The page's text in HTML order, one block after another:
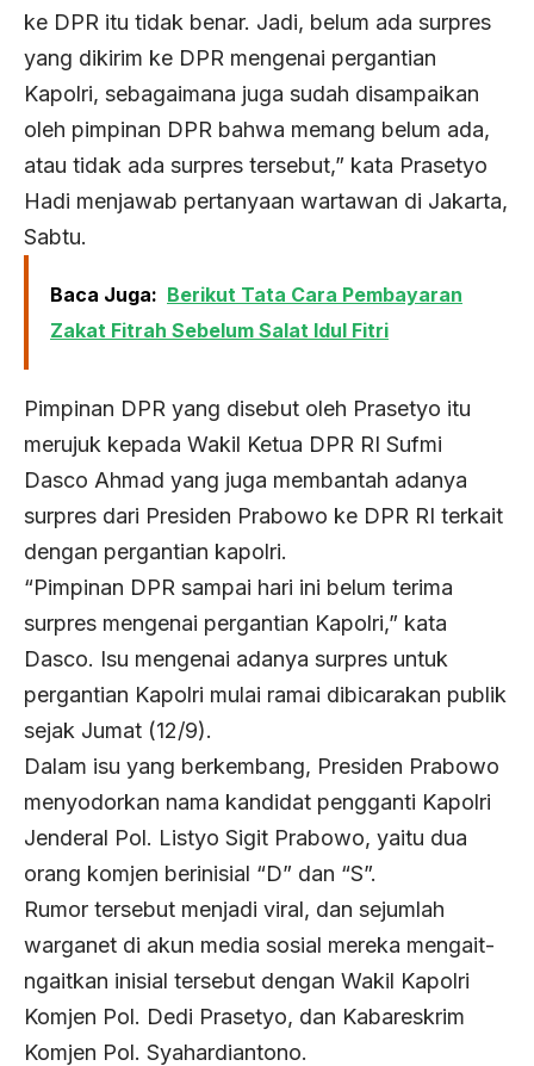
ke DPR itu tidak benar. Jadi, belum ada surpres
yang dikirim ke DPR mengenai pergantian
Kapolri, sebagaimana juga sudah disampaikan
oleh pimpinan DPR bahwa memang belum ada,
atau tidak ada surpres tersebut,” kata Prasetyo
Hadi menjawab pertanyaan wartawan di Jakarta,
Sabtu.
Baca Juga: Berikut Tata Cara Pembayaran
Zakat Fitrah Sebelum Salat Idul Fitri
Pimpinan DPR yang disebut oleh Prasetyo itu
merujuk kepada Wakil Ketua DPR RI Sufmi
Dasco Ahmad yang juga membantah adanya
surpres dari Presiden Prabowo ke DPR RI terkait
dengan pergantian kapolri.
“Pimpinan DPR sampai hari ini belum terima
surpres mengenai pergantian Kapolri,” kata
Dasco. Isu mengenai adanya surpres untuk
pergantian Kapolri mulai ramai dibicarakan publik
sejak Jumat (12/9).
Dalam isu yang berkembang, Presiden Prabowo
menyodorkan nama kandidat pengganti Kapolri
Jenderal Pol. Listyo Sigit Prabowo, yaitu dua
orang komjen berinisial “D” dan “S”.
Rumor tersebut menjadi viral, dan sejumlah
warganet di akun media sosial mereka mengait-
ngaitkan inisial tersebut dengan Wakil Kapolri
Komjen Pol. Dedi Prasetyo, dan Kabareskrim
Komjen Pol. Syahardiantono.